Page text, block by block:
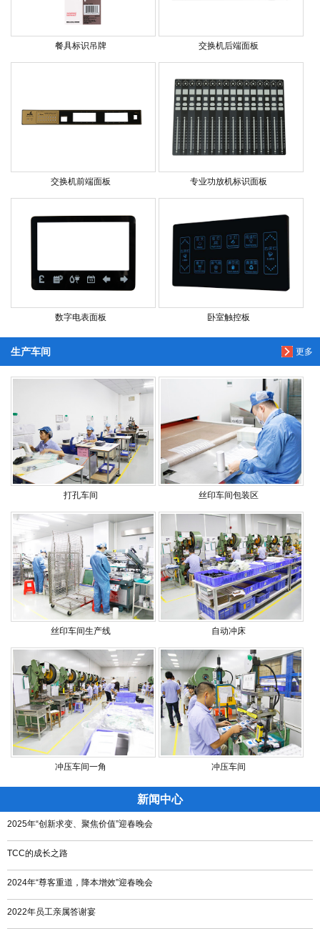
餐具标识吊牌 交换机后端面板
交换机前端面板 专业功放机标识面板
数字电表面板 卧室触控板
更多
生产车间
打孔车间 丝印车间包装区
丝印车间生产线 自动冲床
冲压车间一角 冲压车间
新闻中心
2025年“创新求变、聚焦价值”迎春晚会
TCC的成长之路
2024年“尊客重道，降本增效”迎春晚会
2022年员工亲属答谢宴